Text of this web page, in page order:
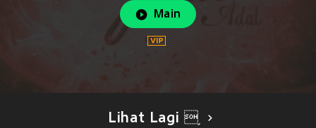
Main
Lihat Lagi ֥